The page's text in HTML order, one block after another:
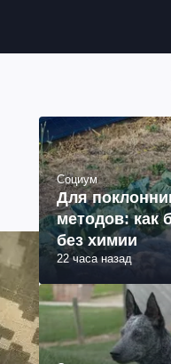
Социум
Для
методов: как
без химии
22 часа назад